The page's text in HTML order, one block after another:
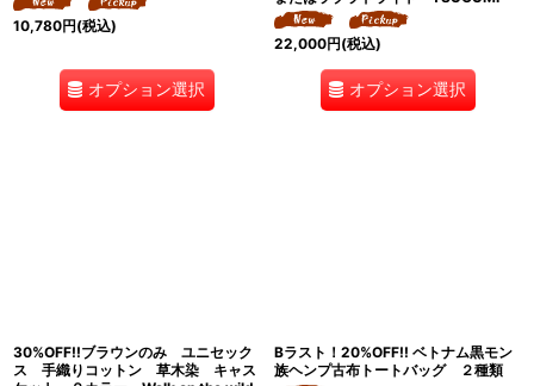
10,780円(税込)
オプション選択
22,000円(税込)
オプション選択
30%OFF!!ブラウンのみ ユニセック
ス 手織りコットン 草木染 キャス
Bラスト！20%OFF!! ベトナム黒モン
族ヘンプ古布トートバッグ ２種類